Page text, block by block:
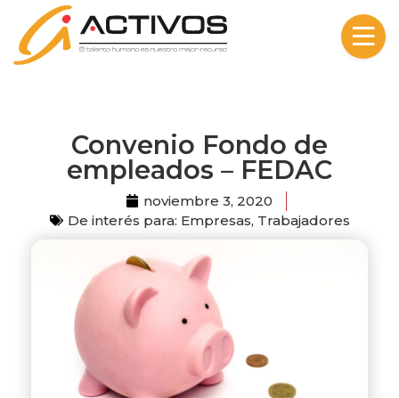
Skip to content
Convenio Fondo de
empleados – FEDAC
noviembre 3, 2020
De interés para: Empresas, Trabajadores